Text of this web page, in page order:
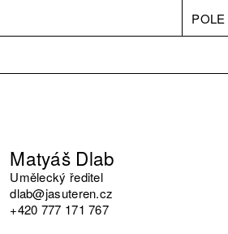
Matyáš Dlab
Umělecký ředitel
dlab@jasuteren.cz
+420 777 171 767